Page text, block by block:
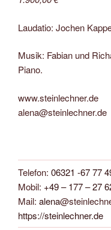
Laudatio: Jochen
Musik: Fabian und
Piano.
www.steinlechner.de
alena@steinlechner.de
Telefon: 06321 -67 77
Mobil: +49 – 177 – 27
Mail: alena
https://steinlechner.de